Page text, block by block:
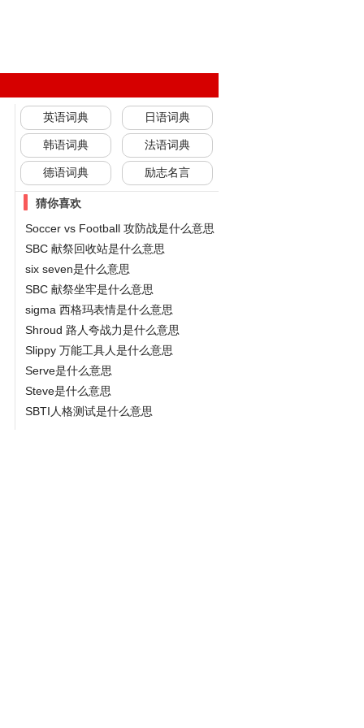
英语词典 日语词典
韩语词典 法语词典
德语词典 励志名言
猜你喜欢
Soccer vs Football 攻防战是什么意思
SBC 献祭回收站是什么意思
six seven是什么意思
SBC 献祭坐牢是什么意思
sigma 西格玛表情是什么意思
Shroud 路人夸战力是什么意思
Slippy 万能工具人是什么意思
Serve是什么意思
Steve是什么意思
SBTI人格测试是什么意思